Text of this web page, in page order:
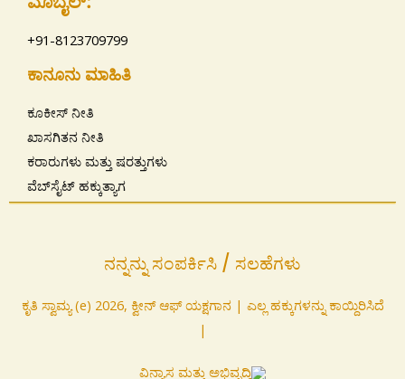
+91-8123709799
ಕಾನೂನು ಮಾಹಿತಿ
ಕೂಕೀಸ್ ನೀತಿ
ಖಾಸಗಿತನ ನೀತಿ
ಕರಾರುಗಳು ಮತ್ತು ಷರತ್ತುಗಳು
ವೆಬ್‌ಸೈಟ್ ಹಕ್ಕುತ್ಯಾಗ
ನನ್ನನ್ನು ಸಂಪರ್ಕಿಸಿ / ಸಲಹೆಗಳು
ಕೃತಿ ಸ್ವಾಮ್ಯ (e) 2026, ಕ್ವೀನ್ ಆಫ್ ಯಕ್ಷಗಾನ | ಎಲ್ಲ ಹಕ್ಕುಗಳನ್ನು ಕಾಯ್ದಿರಿಸಿದೆ
|
ವಿನ್ಯಾಸ ಮತ್ತು ಅಭಿವೃದ್ಧಿ